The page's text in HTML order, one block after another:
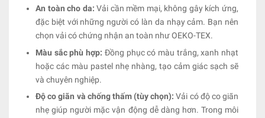
An toàn cho da: Vải cần mềm mại, không gây kích ứng,
đặc biệt với những người có làn da nhạy cảm. Bạn nên
chọn vải có chứng nhận an toàn như OEKO-TEX.
Màu sắc phù hợp: Đồng phục có màu trắng, xanh nhạt
hoặc các màu pastel nhẹ nhàng, tạo cảm giác sạch sẽ
và chuyên nghiệp.
Độ co giãn và chống thấm (tùy chọn):Vải có độ co giãn
nhẹ giúp người mặc vận động dễ dàng hơn. Trong môi